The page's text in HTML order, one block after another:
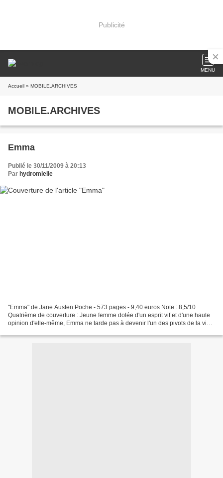
Publicité
MENU
Accueil » MOBILE.ARCHIVES
MOBILE.ARCHIVES
Emma
Publié le 30/11/2009 à 20:13
Par hydromielle
"Emma" de Jane Austen Poche - 573 pages - 9,40 euros Note : 8,5/10
Quatrième de couverture : Jeune femme dotée d'un esprit vif et d'une haute
opinion d'elle-même, Emma ne tarde pas à devenir l'un des pivots de la vie